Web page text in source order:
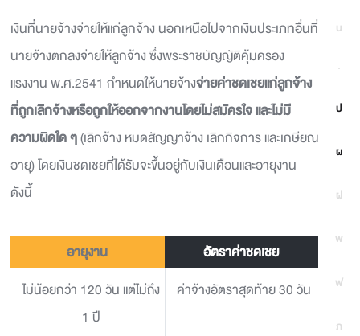
น
บ
ป
ผ
ฝ
พ
ฟ
ภ
เงินที่นายจ้างจ่ายให้แก่ลูกจ้าง นอกเหนือไปจากเงินประเภทอื่นที่
นายจ้างตกลงจ่ายให้ลูกจ้าง ซึ่งพระราชบัญญัติคุ้มครอง
แรงงาน พ.ศ.2541 กำหนดให้นายจ้างจ่ายค่าชดเชยแก่ลูกจ้าง
ที่ถูกเลิกจ้างหรือถูกให้ออกจากงานโดยไม่สมัครใจ และไม่มี
ความผิดใด ๆ(เลิกจ้าง หมดสัญญาจ้าง เลิกกิจการ และเกษียณ
อายุ) โดยเงินชดเชยที่ได้รับจะขึ้นอยู่กับเงินเดือนและอายุงาน
ดังนี้
อายุงาน
อัตราค่าชดเชย
ไม่น้อยกว่า 120 วัน แต่ไม่ถึง
1 ปี
ค่าจ้างอัตราสุดท้าย 30 วัน